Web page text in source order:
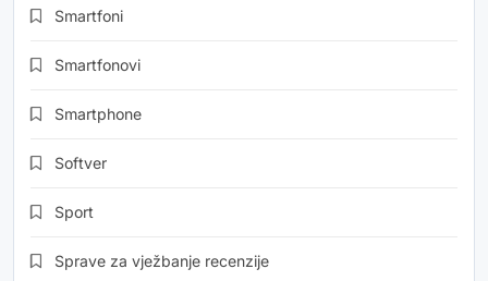
Smartfoni
Smartfonovi
Smartphone
Softver
Sport
Sprave za vježbanje recenzije